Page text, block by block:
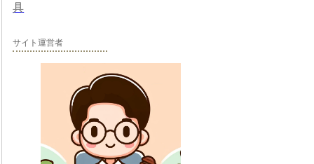
具
サイト運営者